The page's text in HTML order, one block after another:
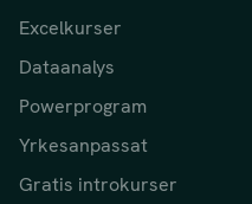
Excelkurser
Dataanalys
Powerprogram
Yrkesanpassat
Gratis introkurser